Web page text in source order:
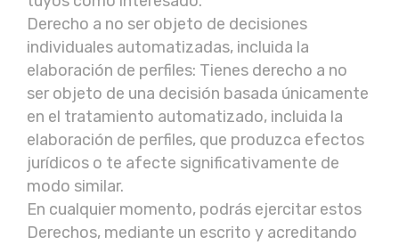
Derecho a no ser objeto de decisiones
individuales automatizadas, incluida la
elaboración de perfiles: Tienes derecho a no
ser objeto de una decisión basada únicamente
en el tratamiento automatizado, incluida la
elaboración de perfiles, que produzca efectos
jurídicos o te afecte significativamente de
modo similar.
En cualquier momento, podrás ejercitar estos
Derechos, mediante un escrito y acreditando